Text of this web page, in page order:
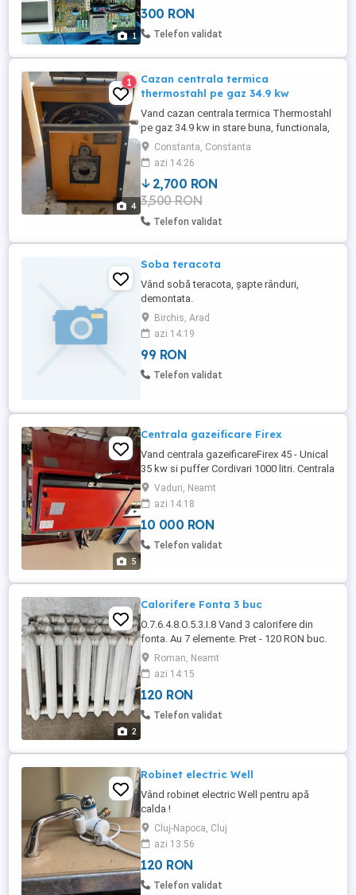
1
300 RON
Telefon validat
4
1
Cazan centrala termica
thermostahl pe gaz 34.9 kw
Vand cazan centrala termica Thermostahl
pe gaz 34.9 kw in stare buna, functionala,
poate fi convertita pe motorina si sau ulei
uzat.
Constanta, Constanta
azi 14:26
2,700 RON
3,500 RON
Telefon validat
Soba teracota
Vând sobă teracota, șapte rânduri,
demontata.
Birchis, Arad
azi 14:19
99 RON
Telefon validat
5
Centrala gazeificare Firex
Vand centrala gazeificareFirex 45 - Unical
35 kw si puffer Cordivari 1000 litri. Centrala
si toata instalatie se afla sub presiune, in
stare de functionare.
Vaduri, Neamt
azi 14:18
10 000 RON
Telefon validat
2
Calorifere Fonta 3 buc
O.7.6.4.8.O.5.3.I.8 Vand 3 calorifere din
fonta. Au 7 elemente. Pret - 120 RON buc.
Renumite pentru puterea lor calorica,
caloriferele din fonta sunt mult mai bune
decat cele din tabla. Se pot vedea in
Roman. Mai multe relatii la telefon.
Roman, Neamt
azi 14:15
120 RON
Telefon validat
Robinet electric Well
Vând robinet electric Well pentru apă
calda !
Cluj-Napoca, Cluj
azi 13:56
120 RON
Telefon validat